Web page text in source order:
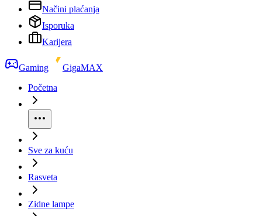
Načini plaćanja
Isporuka
Karijera
Gaming
GigaMAX
Početna
Sve za kuću
Rasveta
Zidne lampe